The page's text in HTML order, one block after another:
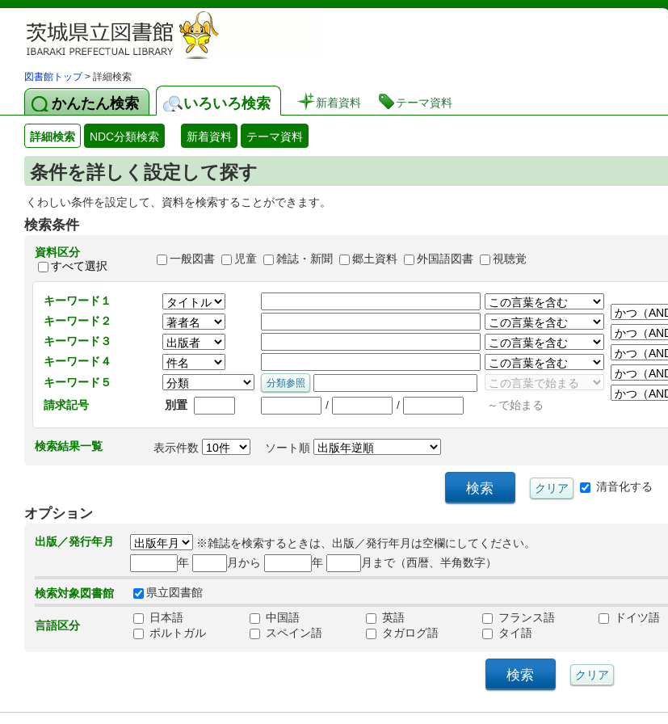
茨城県立図書館 蔵書検索・予約システム
図書館トップ> 詳細検索
かんたん検索 いろいろ検索 新着資料 テーマ資料
詳細検索 NDC分類検索 新着資料 テーマ資料
条件を詳しく設定して探す
くわしい条件を設定して、資料を検索することができます。
検索条件
資料区分
すべて選択
一般図書 児童 雑誌・新聞 郷土資料 外国語図書 視聴覚
キーワード１
キーワード２
キーワード３
キーワード４
キーワード５
請求記号
別置 / / ～で始まる
検索結果一覧 表示件数 ソート順
清音化する
オプション
出版／発行年月
※雑誌を検索するときは、出版／発行年月は空欄にしてください。
年
月から 年 月まで（西暦、半角数字）
検索対象図書館 県立図書館
言語区分
日本語 中国語 英語 フランス語 ドイツ語
ポルトガル
スペイン語 タガログ語 タイ語